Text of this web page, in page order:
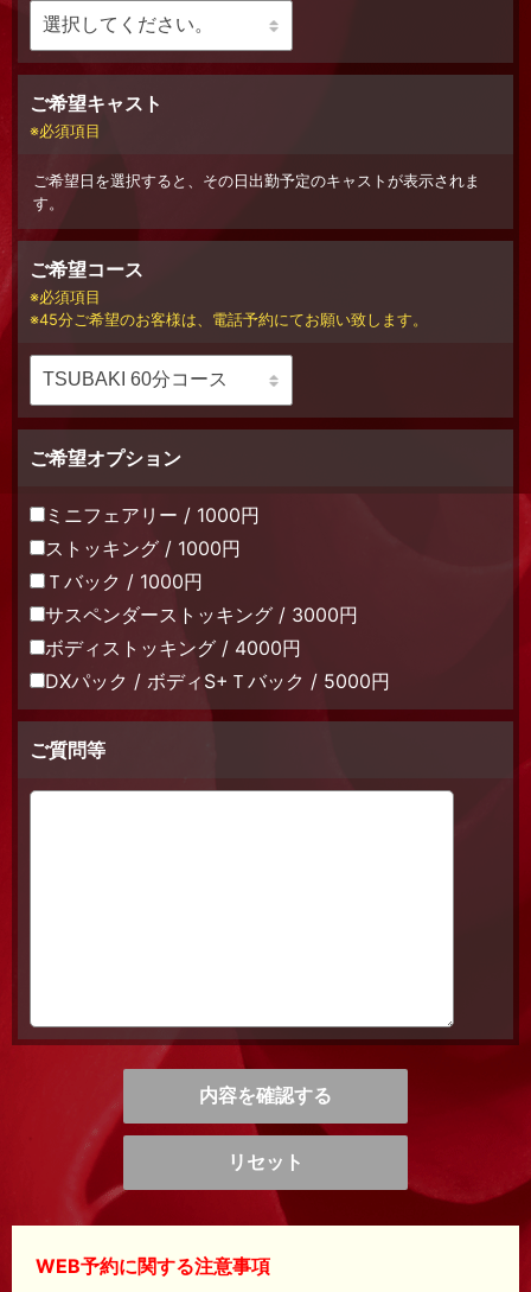
ご希望キャスト
必須項目
ご希望日を選択すると、その日出勤予定のキャストが表示されま
す。
ご希望コース
必須項目
45分ご希望のお客様は、電話予約にてお願い致します。
ご希望オプション
ミニフェアリー / 1000円
ストッキング / 1000円
Ｔバック / 1000円
サスペンダーストッキング / 3000円
ボディストッキング / 4000円
DXパック / ボディS+Ｔバック / 5000円
ご質問等
WEB予約に関する注意事項